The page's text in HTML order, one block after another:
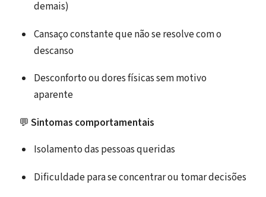
demais)
Cansaço constante que não se resolve com o
descanso
Desconforto ou dores físicas sem motivo
aparente
💬 Sintomas comportamentais
Isolamento das pessoas queridas
Dificuldade para se concentrar ou tomar decisões